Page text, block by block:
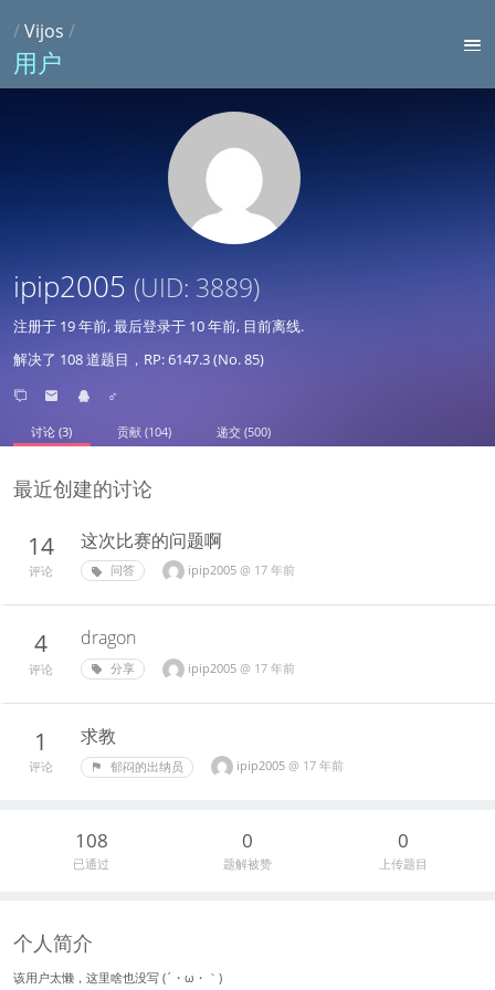
/Vijos /
用户
ipip2005 (UID: 3889)
注册于 19 年前, 最后登录于 10 年前, 目前离线.
解决了 108 道题目，RP: 6147.3 (No. 85)
♂
讨论 (3) 贡献 (104) 递交 (500)
最近创建的讨论
14
评论
这次比赛的问题啊
问答 ipip2005 @ 17 年前
4
评论
dragon
分享 ipip2005 @ 17 年前
1
评论
求教
郁闷的出纳员 ipip2005 @ 17 年前
108
已通过
0
题解被赞
0
上传题目
个人简介
该用户太懒，这里啥也没写 (´・ω・｀)